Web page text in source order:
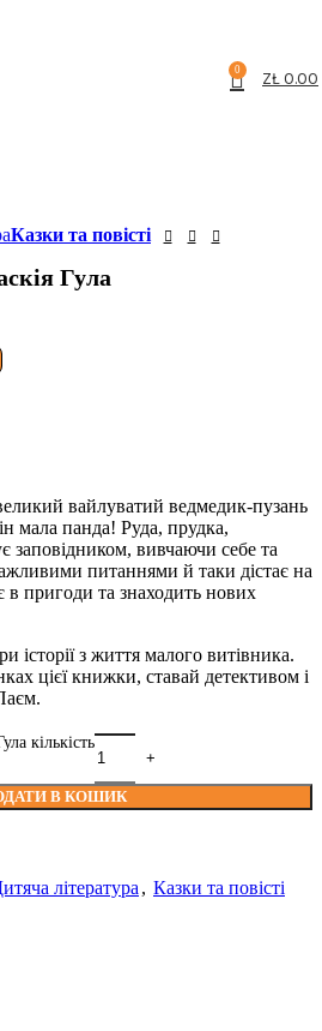
0 ZŁ0.00
Казки та повісті
Гула
вайлуватий ведмедик-пузань
мала панда! Руда, прудка,
вивчаючи себе та
питаннями й таки дістає на
в пригоди та знаходить нових
історії з життя малого витівника.
цієї книжки, ставай детективом і
кількість
В КОШИК
література , Казки та повісті